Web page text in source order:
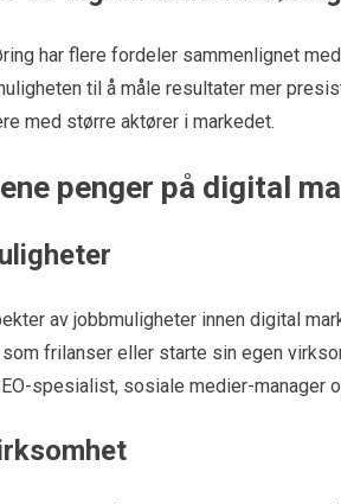
har flere fordeler sammenlignet
til å måle resultater mer
med større aktører i markedet.
penger på digital
av jobbmuligheter innen digital
frilanser eller starte sin egen
spesialist, sosiale medier-manager